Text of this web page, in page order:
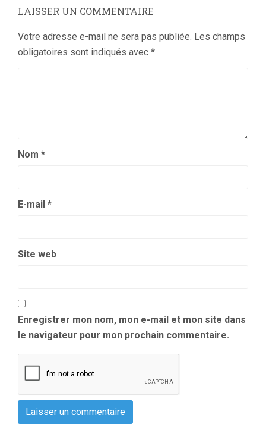
LAISSER UN COMMENTAIRE
Votre adresse e-mail ne sera pas publiée. Les champs
obligatoires sont indiqués avec *
Nom *
E-mail *
Site web
Enregistrer mon nom, mon e-mail et mon site dans
le navigateur pour mon prochain commentaire.